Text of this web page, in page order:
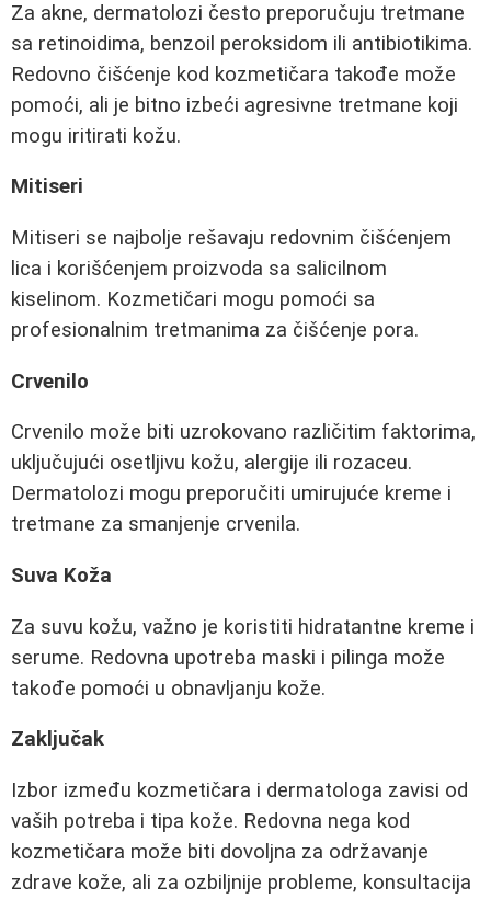
Za akne, dermatolozi često preporučuju tretmane
sa retinoidima, benzoil peroksidom ili antibiotikima.
Redovno čišćenje kod kozmetičara takođe može
pomoći, ali je bitno izbeći agresivne tretmane koji
mogu iritirati kožu.
Mitiseri
Mitiseri se najbolje rešavaju redovnim čišćenjem
lica i korišćenjem proizvoda sa salicilnom
kiselinom. Kozmetičari mogu pomoći sa
profesionalnim tretmanima za čišćenje pora.
Crvenilo
Crvenilo može biti uzrokovano različitim faktorima,
uključujući osetljivu kožu, alergije ili rozaceu.
Dermatolozi mogu preporučiti umirujuće kreme i
tretmane za smanjenje crvenila.
Suva Koža
Za suvu kožu, važno je koristiti hidratantne kreme i
serume. Redovna upotreba maski i pilinga može
takođe pomoći u obnavljanju kože.
Zaključak
Izbor između kozmetičara i dermatologa zavisi od
vaših potreba i tipa kože. Redovna nega kod
kozmetičara može biti dovoljna za održavanje
zdrave kože, ali za ozbiljnije probleme, konsultacija